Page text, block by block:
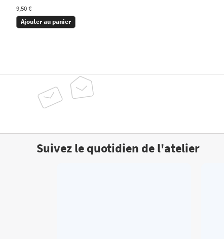
9,50 €
Ajouter au panier
Suivez le quotidien de l'atelier